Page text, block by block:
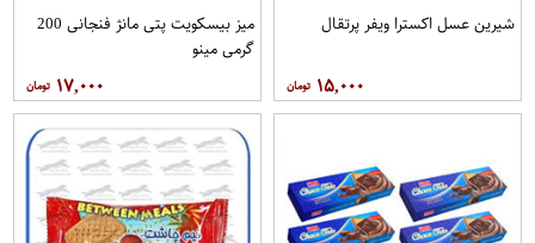
شیرین عسل اکسترا ویفر پرتقال
۱۵,۰۰۰
میز بیسکویت پتی مانژ فنجانی 200
گرمی مینو
۱۷,۰۰۰